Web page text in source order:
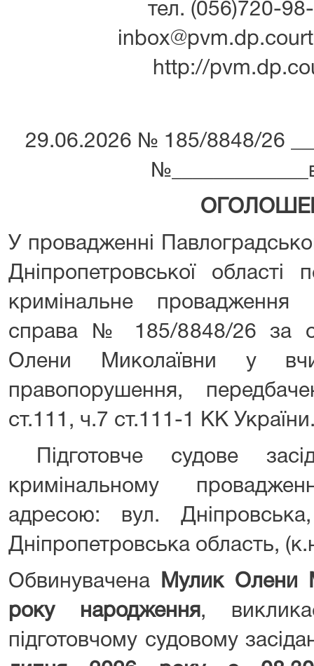
тел. (056)720-
http://
29.06.2026 № 185/8848/26
У провадженні
Дніпропетровської області
кримінальне
справа № 185/8848/26 за
Олени Миколаївни у
правопорушення,
ст.111, ч.7 ст.111-1 КК
Підготовче судове
кримінальному
адресою: вул.
Дніпропетровська область,
Обвинувачена
Мулик Олени
року народження ,
підготовчому судовому